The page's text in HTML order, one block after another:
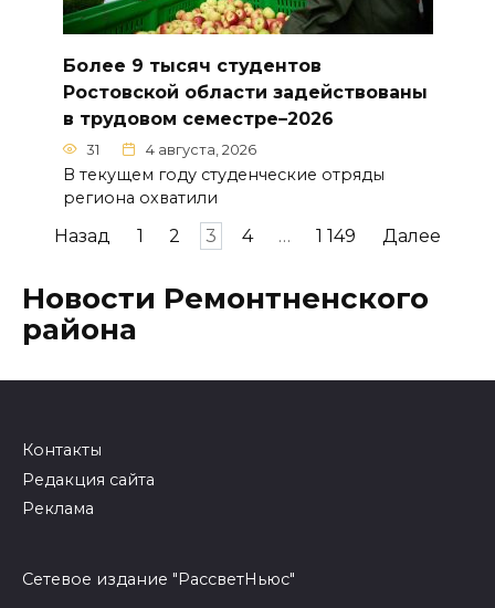
Более 9 тысяч студентов
Ростовской области задействованы
в трудовом семестре–2026
31 4 августа, 2026
В текущем году студенческие отряды
региона охватили
Навигация
записям
Назад 1 2 3 4 … 1 149 Далее
Новости Ремонтненского
района
Контакты
Редакция сайта
Реклама
Сетевое издание "РассветНьюс"